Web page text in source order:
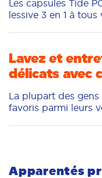
Les capsules Tide
lessive 3 en 1 à
Lavez et
délicats avec
La plupart des
favoris parmi leurs
Apparentés